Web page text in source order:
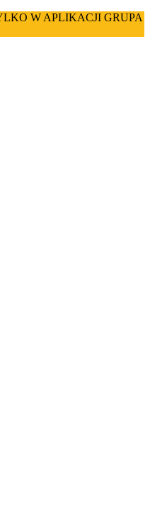
W APLIKACJI GRUPA